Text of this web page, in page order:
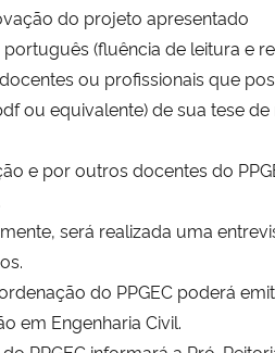
do projeto apresentado
(fluência de leitura e
ou profissionais que
ou equivalente) de sua tese
e por outros docentes do
será realizada uma
do PPGEC poderá
em Engenharia Civil.